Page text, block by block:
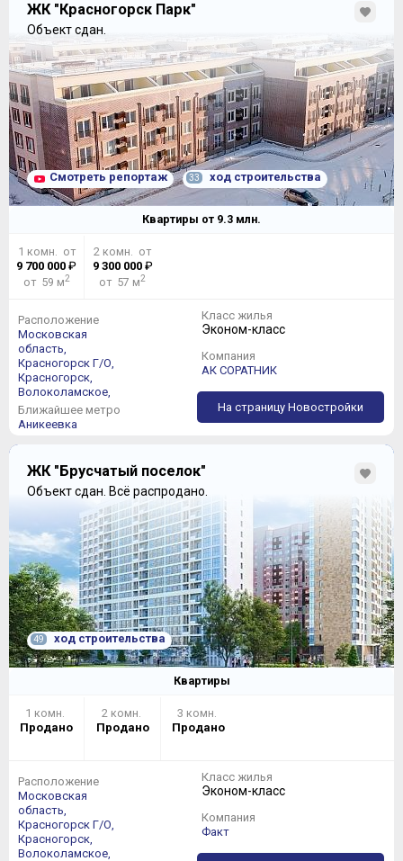
ЖК "Красногорск Парк"
Объект сдан.
Смотреть репортаж 33 ход строительства
Квартиры от 9.3 млн.
1 комн. от
9 700 000 ₽
от 59 м2
2 комн. от
9 300 000₽
от 57 м2
Расположение
Московская
область,
Красногорск Г/О,
Красногорск,
Волоколамское,
Ближайшее метро
Аникеевка
Класс жилья
Эконом-класс
Компания
АК СОРАТНИК
На страницу Новостройки
ЖК "Брусчатый поселок"
Объект сдан. Всё распродано.
49 ход строительства
Квартиры
1 комн.
Продано
2 комн.
Продано
3 комн.
Продано
Расположение
Московская
область,
Красногорск Г/О,
Красногорск,
Волоколамское,
Класс жилья
Эконом-класс
Компания
Факт